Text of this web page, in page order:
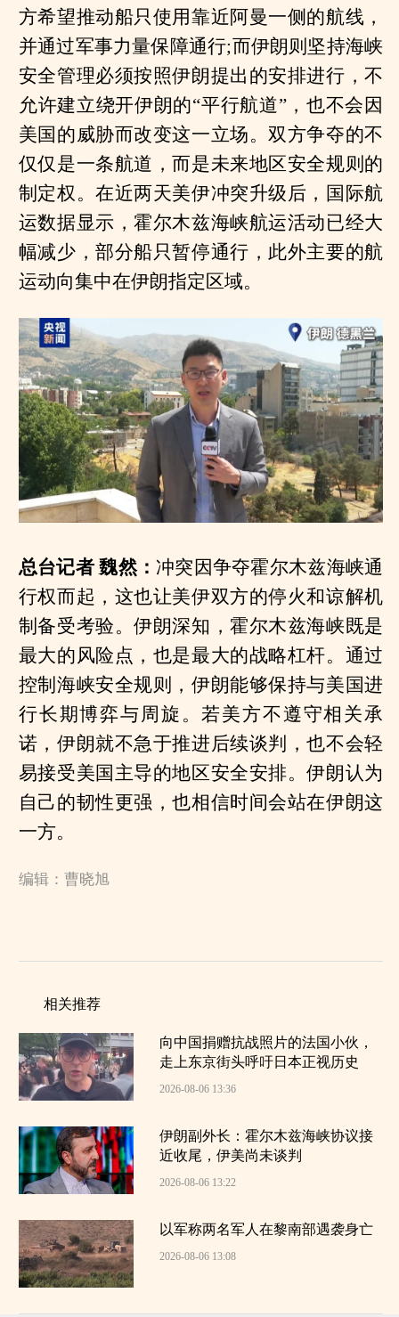
方希望推动船只使用靠近阿曼一侧的航线，
并通过军事力量保障通行;而伊朗则坚持海峡
安全管理必须按照伊朗提出的安排进行，不
允许建立绕开伊朗的“平行航道”，也不会因
美国的威胁而改变这一立场。双方争夺的不
仅仅是一条航道，而是未来地区安全规则的
制定权。在近两天美伊冲突升级后，国际航
运数据显示，霍尔木兹海峡航运活动已经大
幅减少，部分船只暂停通行，此外主要的航
运动向集中在伊朗指定区域。
总台记者 魏然： 冲突因争夺霍尔木兹海峡通
行权而起，这也让美伊双方的停火和谅解机
制备受考验。伊朗深知，霍尔木兹海峡既是
最大的风险点，也是最大的战略杠杆。通过
控制海峡安全规则，伊朗能够保持与美国进
行长期博弈与周旋。若美方不遵守相关承
诺，伊朗就不急于推进后续谈判，也不会轻
易接受美国主导的地区安全安排。伊朗认为
自己的韧性更强，也相信时间会站在伊朗这
一方。
编辑：曹晓旭
相关推荐
向中国捐赠抗战照片的法国小伙，
走上东京街头呼吁日本正视历史
2026-08-06 13:36
伊朗副外长：霍尔木兹海峡协议接
近收尾，伊美尚未谈判
2026-08-06 13:22
以军称两名军人在黎南部遇袭身亡
2026-08-06 13:08